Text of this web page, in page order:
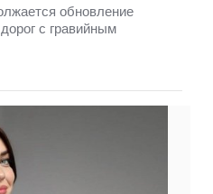
обновление
с гравийным